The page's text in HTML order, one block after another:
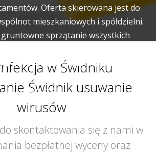
Oferta skierowana jest do
mieszkaniowych i spółdzielni.
gruntowne sprzątanie wszystkich
w czystości korytarzy, klatek
pomieszczeń gospodarczych a także
garaży.
w Świdniku
Świdnik usuwanie
wirusów
skontaktowania się z nami w
bezpłatnej wyceny oraz